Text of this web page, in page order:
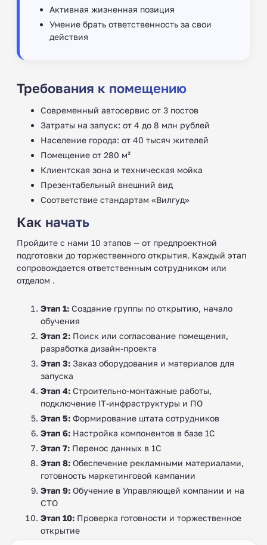
Активная жизненная позиция
Умение брать ответственность за свои
действия
Требования к помещению
Современный автосервис от 3 постов
Затраты на запуск: от 4 до 8 млн рублей
Население города: от 40 тысяч жителей
Помещение от 280 м²
Клиентская зона и техническая мойка
Презентабельный внешний вид
Соответствие стандартам «Вилгуд»
Как начать
Пройдите с нами 10 этапов — от предпроектной
подготовки до торжественного открытия. Каждый этап
сопровождается ответственным сотрудником или
отделом .
Этап 1: Создание группы по открытию, начало
обучения
Этап 2: Поиск или согласование помещения,
разработка дизайн-проекта
Этап 3: Заказ оборудования и материалов для
запуска
Этап 4: Строительно-монтажные работы,
подключение IT-инфраструктуры и ПО
Этап 5: Формирование штата сотрудников
Этап 6: Настройка компонентов в базе 1С
Этап 7: Перенос данных в 1С
Этап 8: Обеспечение рекламными материалами,
готовность маркетинговой кампании
Этап 9: Обучение в Управляющей компании и на
СТО
Этап 10: Проверка готовности и торжественное
открытие